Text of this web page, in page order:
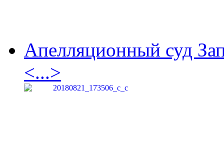
Апелляционный суд
<...>